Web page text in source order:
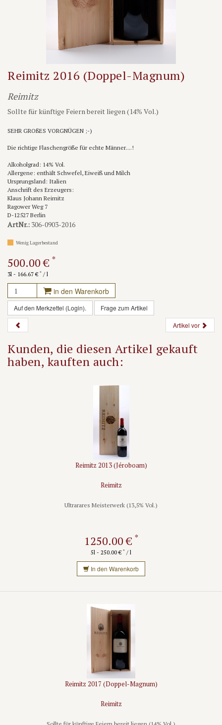
Reimitz 2016 (Doppel-Magnum)
Reimitz
Sollte für künftige Feiern bereit liegen (14% Vol.)
SEHR GROßES VORGNÜGEN ;-)
Die richtige Flaschengröße für echte Männer....!
Alkoholgrad: 14% Vol.
Allergene: enthält Schwefel, Eiweiß und Milch
Ursprungsland: Italien
Anschrift des Erzeugers:
Klaus Johann Reimitz
Ragower Weg 7
D-12527 Berlin
ArtNr.: 306-0903-2016
Wenig Lagerbestand
500.00 € *
3l - 166.67 € * / l
in den Warenkorb
Auf den Merkzettel (Login). Frage zum Artikel
Artikel vor
Kunden, die diesen Artikel gekauft
haben, kauften auch:
Reimitz 2013 (Jéroboam)
Reimitz
Ultrarares Meisterwerk (13,5% Vol.)
1250.00 € *
5l - 250.00 € * / l
In den Warenkorb
Reimitz 2017 (Doppel-Magnum)
Reimitz